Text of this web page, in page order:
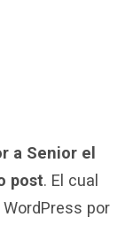
a Senior el
post. El cual
por